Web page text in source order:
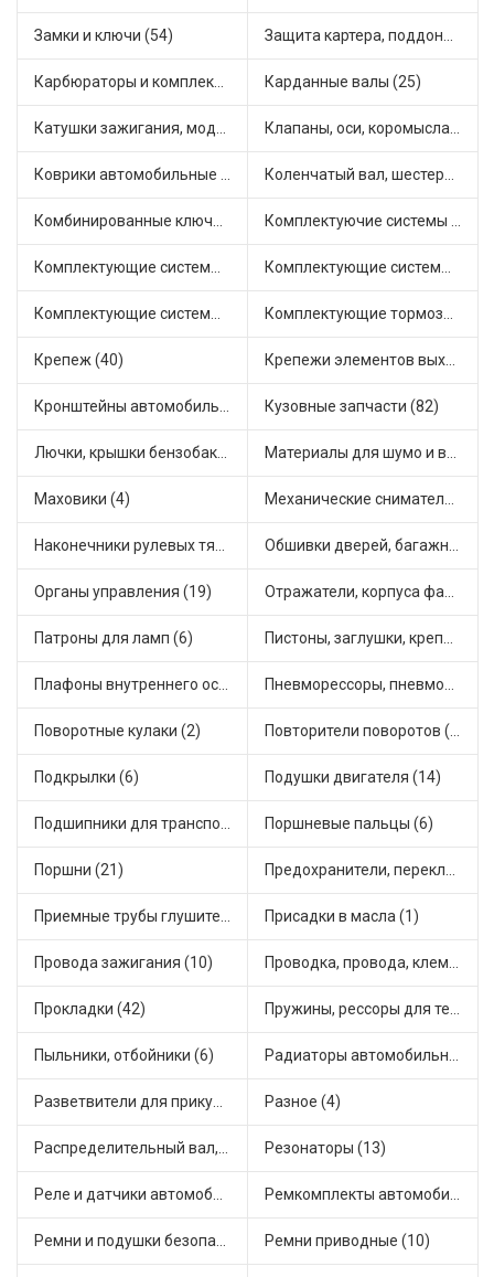
Замки и ключи (54) Защита картера, поддона, КПП (3)
Карбюраторы и комплектующие (32) Карданные валы (25)
Катушки зажигания, модули зажигания (3) Клапаны, оси, коромысла (14)
Коврики автомобильные (7) Коленчатый вал, шестерни коленчатого вала (9)
Комбинированные ключи (3) Комплектуючие системы стеклоочистителя (9)
Комплектующие системы выпуска отработавших газов (10) Комплектующие системы отопления (25)
Комплектующие системы питания (12) Комплектующие тормозной системы (22)
Крепеж (40) Крепежи элементов выхлопной системы (5)
Кронштейны автомобильные (4) Кузовные запчасти (82)
Лючки, крышки бензобака (6) Материалы для шумо и виброизоляции (1)
Маховики (4) Механические сниматели (1)
Наконечники рулевых тяг (30) Обшивки дверей, багажника, потолков, накладки салона (36)
Органы управления (19) Отражатели, корпуса фар и фонарей (1)
Патроны для ламп (6) Пистоны, заглушки, крепежные элементы (12)
Плафоны внутреннего освещения (1) Пневморессоры, пневмоподушки (1)
Поворотные кулаки (2) Повторители поворотов (10)
Подкрылки (6) Подушки двигателя (14)
Подшипники для транспорта (43) Поршневые пальцы (6)
Поршни (21) Предохранители, переключатели, кнопки автомобильные (40)
Приемные трубы глушителя (5) Присадки в масла (1)
Провода зажигания (10) Проводка, провода, клеммы и разъемы (23)
Прокладки (42) Пружины, рессоры для техники (29)
Пыльники, отбойники (6) Радиаторы автомобильные (17)
Разветвители для прикуривателя (3) Разное (4)
Распределительный вал, шестерни распределительного (7) Резонаторы (13)
Реле и датчики автомобильные (82) Ремкомплекты автомобильные (81)
Ремни и подушки безопасности (9) Ремни приводные (10)